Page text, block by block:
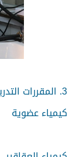
3. المقررات التدريسية:
كيمياء عضوية